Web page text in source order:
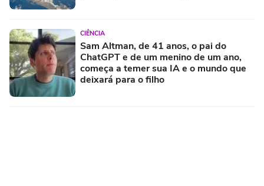
CIÊNCIA
Sam Altman, de 41 anos, o pai do
ChatGPT e de um menino de um ano,
começa a temer sua IA e o mundo que
deixará para o filho